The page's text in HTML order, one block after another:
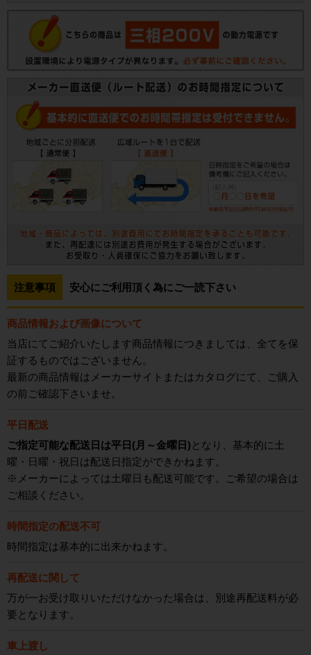
注意事項 安心にご利用頂く為にご一読下さい
商品情報および画像について
当店にてご紹介いたします商品情報につきましては、全てを保
証するものではございません。
最新の商品情報はメーカーサイトまたはカタログにて、ご購入
の前ご確認下さいませ。
平日配送
ご指定可能な配送日は平日(月～金曜日) となり、基本的に土
曜・日曜・祝日は配送日指定ができかねます。
※メーカーによっては土曜日も配送可能です。ご希望の場合は
ご相談ください。
時間指定の配送不可
時間指定は基本的に出来かねます。
再配送に関して
万が一お受け取りいただけなかった場合は、別途再配送料が必
要となります。
車上渡し